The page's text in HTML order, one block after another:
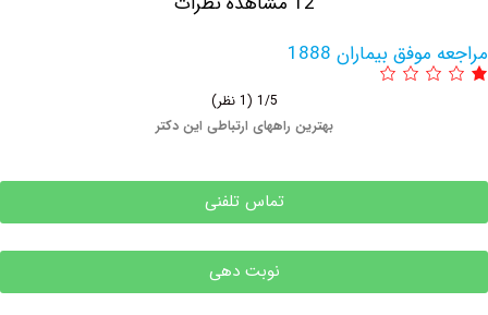
بیماران 1888
بهترین راههای ارتباطی این دکتر
تماس تلفنی
نوبت دهی